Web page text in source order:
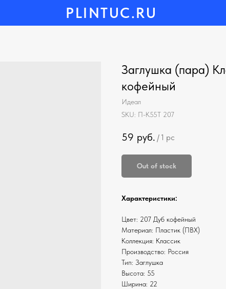
PLINTUC.RU
Заглушка (пара)
кофейный
Идеал
SKU: П-К55Т 207
59 руб. / 1 pc
Out of stock
Характеристики:
Цвет: 207 Дуб кофейный
Материал: Пластик (ПВХ)
Коллекция: Классик
Производство: Россия
Тип: Заглушка
Высота: 55
Ширина: 22